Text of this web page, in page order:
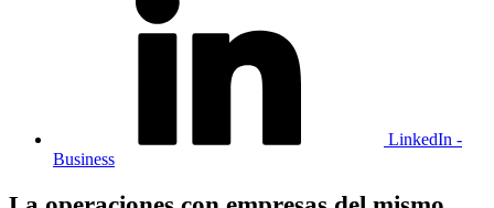
LinkedIn -
Business